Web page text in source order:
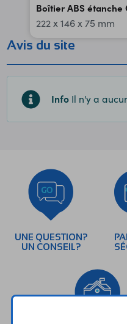
Boîtier ABS étanche
222 x 146 x 75 mm
Avis du site
Info Il n'y a
UNE QUESTION?
UN CONSEIL?